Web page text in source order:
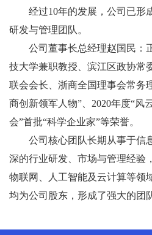
经过10年的发展，公司已形
研发与管理团队。
公司董事长总经理赵国民：
技大学兼职教授、滨江区政协常
联会会长、浙商全国理事会常务
商创新领军人物”、2020年度“风
会”首批“科学企业家”等荣誉。
公司核心团队长期从事于信
深的行业研发、市场与管理经验
物联网、人工智能及云计算等领
均为公司股东，形成了强大的团